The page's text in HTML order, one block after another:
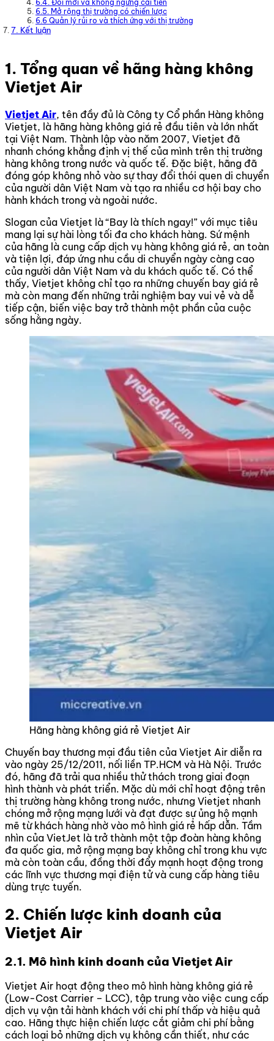
6.4. Đổi mới và không ngừng cải tiến
6.5. Mở rộng thị trường có chiến lược
6.6 Quản lý rủi ro và thích ứng với thị trường
7. Kết luận
1. Tổng quan về hãng hàng không
Vietjet Air
Vietjet Air, tên đầy đủ là Công ty Cổ phần Hàng không
Vietjet, là hãng hàng không giá rẻ đầu tiên và lớn nhất
tại Việt Nam. Thành lập vào năm 2007, Vietjet đã
nhanh chóng khẳng định vị thế của mình trên thị trường
hàng không trong nước và quốc tế. Đặc biệt, hãng đã
đóng góp không nhỏ vào sự thay đổi thói quen di chuyển
của người dân Việt Nam và tạo ra nhiều cơ hội bay cho
hành khách trong và ngoài nước.
Slogan của Vietjet là “Bay là thích ngay!” với mục tiêu
mang lại sự hài lòng tối đa cho khách hàng. Sứ mệnh
của hãng là cung cấp dịch vụ hàng không giá rẻ, an toàn
và tiện lợi, đáp ứng nhu cầu di chuyển ngày càng cao
của người dân Việt Nam và du khách quốc tế. Có thể
thấy, Vietjet không chỉ tạo ra những chuyến bay giá rẻ
mà còn mang đến những trải nghiệm bay vui vẻ và dễ
tiếp cận, biến việc bay trở thành một phần của cuộc
sống hằng ngày.
Hãng hàng không giá rẻ Vietjet Air
Chuyến bay thương mại đầu tiên của Vietjet Air diễn ra
vào ngày 25/12/2011, nối liền TP.HCM và Hà Nội. Trước
đó, hãng đã trải qua nhiều thử thách trong giai đoạn
hình thành và phát triển. Mặc dù mới chỉ hoạt động trên
thị trường hàng không trong nước, nhưng Vietjet nhanh
chóng mở rộng mạng lưới và đạt được sự ủng hộ mạnh
mẽ từ khách hàng nhờ vào mô hình giá rẻ hấp dẫn. Tầm
nhìn của VietJet là trở thành một tập đoàn hàng không
đa quốc gia, mở rộng mạng bay không chỉ trong khu vực
mà còn toàn cầu, đồng thời đẩy mạnh hoạt động trong
các lĩnh vực thương mại điện tử và cung cấp hàng tiêu
dùng trực tuyến.
2. Chiến lược kinh doanh của
Vietjet Air
2.1. Mô hình kinh doanh của Vietjet Air
Vietjet Air hoạt động theo mô hình hàng không giá rẻ
(Low-Cost Carrier – LCC), tập trung vào việc cung cấp
dịch vụ vận tải hành khách với chi phí thấp và hiệu quả
cao. Hãng thực hiện chiến lược cắt giảm chi phí bằng
cách loại bỏ những dịch vụ không cần thiết, như các